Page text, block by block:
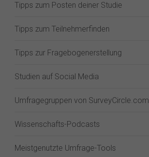
Tipps zum Posten deiner Studie
Tipps zum Teilnehmerfinden
Tipps zur Fragebogenerstellung
Studien auf Social Media
Umfragegruppen von SurveyCircle.com
Wissenschafts-Podcasts
Meistgenutzte Umfrage-Tools